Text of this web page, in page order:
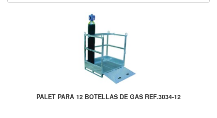
PALET PARA 12 BOTELLAS DE GAS REF.3034-12